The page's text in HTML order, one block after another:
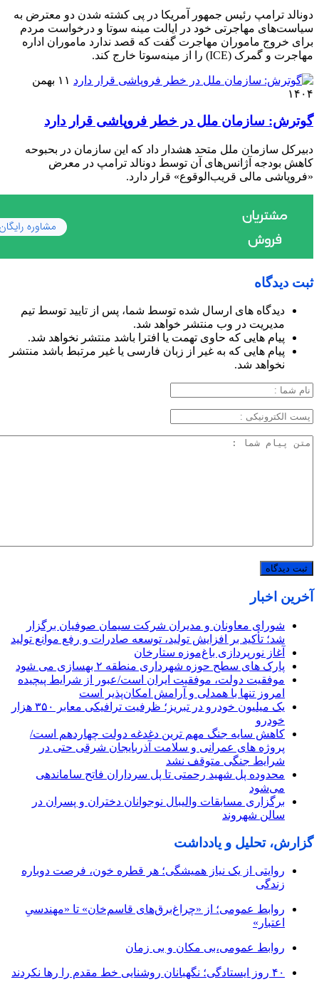
دونالد ترامپ رئیس جمهور آمریکا در پی کشته شدن دو معترض به
سیاست‌های مهاجرتی خود در ایالت مینه سوتا و درخواست مردم
برای خروج ماموران مهاجرت گفت که قصد ندارد ماموران اداره
مهاجرت و گمرک (ICE) را از مینه‌سوتا خارج کند.
۱۱ بهمن
۱۴۰۴
گوترش: سازمان ملل در خطر فروپاشی قرار دارد
دبیرکل سازمان ملل متحد هشدار داد که این سازمان در بحبوحه
کاهش بودجه آژانس‌های آن توسط دونالد ترامپ در معرض
«فروپاشی مالی قریب‌الوقوع» قرار دارد.
ثبت دیدگاه
دیدگاه های ارسال شده توسط شما، پس از تایید توسط تیم
مدیریت در وب منتشر خواهد شد.
پیام هایی که حاوی تهمت یا افترا باشد منتشر نخواهد شد.
پیام هایی که به غیر از زبان فارسی یا غیر مرتبط باشد منتشر
نخواهد شد.
آخرین اخبار
شورای معاونان و مدیران شرکت سیمان صوفیان برگزار
شد؛ تأکید بر افزایش تولید، توسعه صادرات و رفع موانع تولید
آغاز نورپردازی باغ‌موزه ستارخان
پارک های سطح حوزه شهرداری منطقه ۲ بهسازی می شود
موفقیت دولت، موفقیت ایران است/عبور از شرایط پیچیده
امروز تنها با همدلی و آرامش امکان‌پذیر است
یک میلیون خودرو در تبریز؛ ظرفیت ترافیکی معابر ۳۵۰ هزار
خودرو
کاهش سایه جنگ مهم ‌ترین دغدغه دولت چهاردهم است/
پروژه ‌های عمرانی و سلامت آذربایجان شرقی حتی در
شرایط جنگی متوقف نشد
محدوده پل شهید رحمتی تا پل سرداران فاتح ساماندهی
می‌شود
برگزاری مسابقات والیبال نوجوانان دختران و پسران در
سالن شهروند
گزارش، تحلیل و یادداشت
روایتی از یک نیاز همیشگی؛ هر قطره خون، فرصت دوباره
زندگی
روابط عمومی؛ از «چراغ‌برق‌های قاسم‌خان» تا «مهندسیِ
اعتبار»
روابط عمومی،بی مکان و بی زمان
۴۰ روز ایستادگی؛ نگهبانان روشنایی خط مقدم را رها نکردند